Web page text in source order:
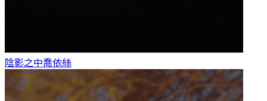
陰影之中喬依絲